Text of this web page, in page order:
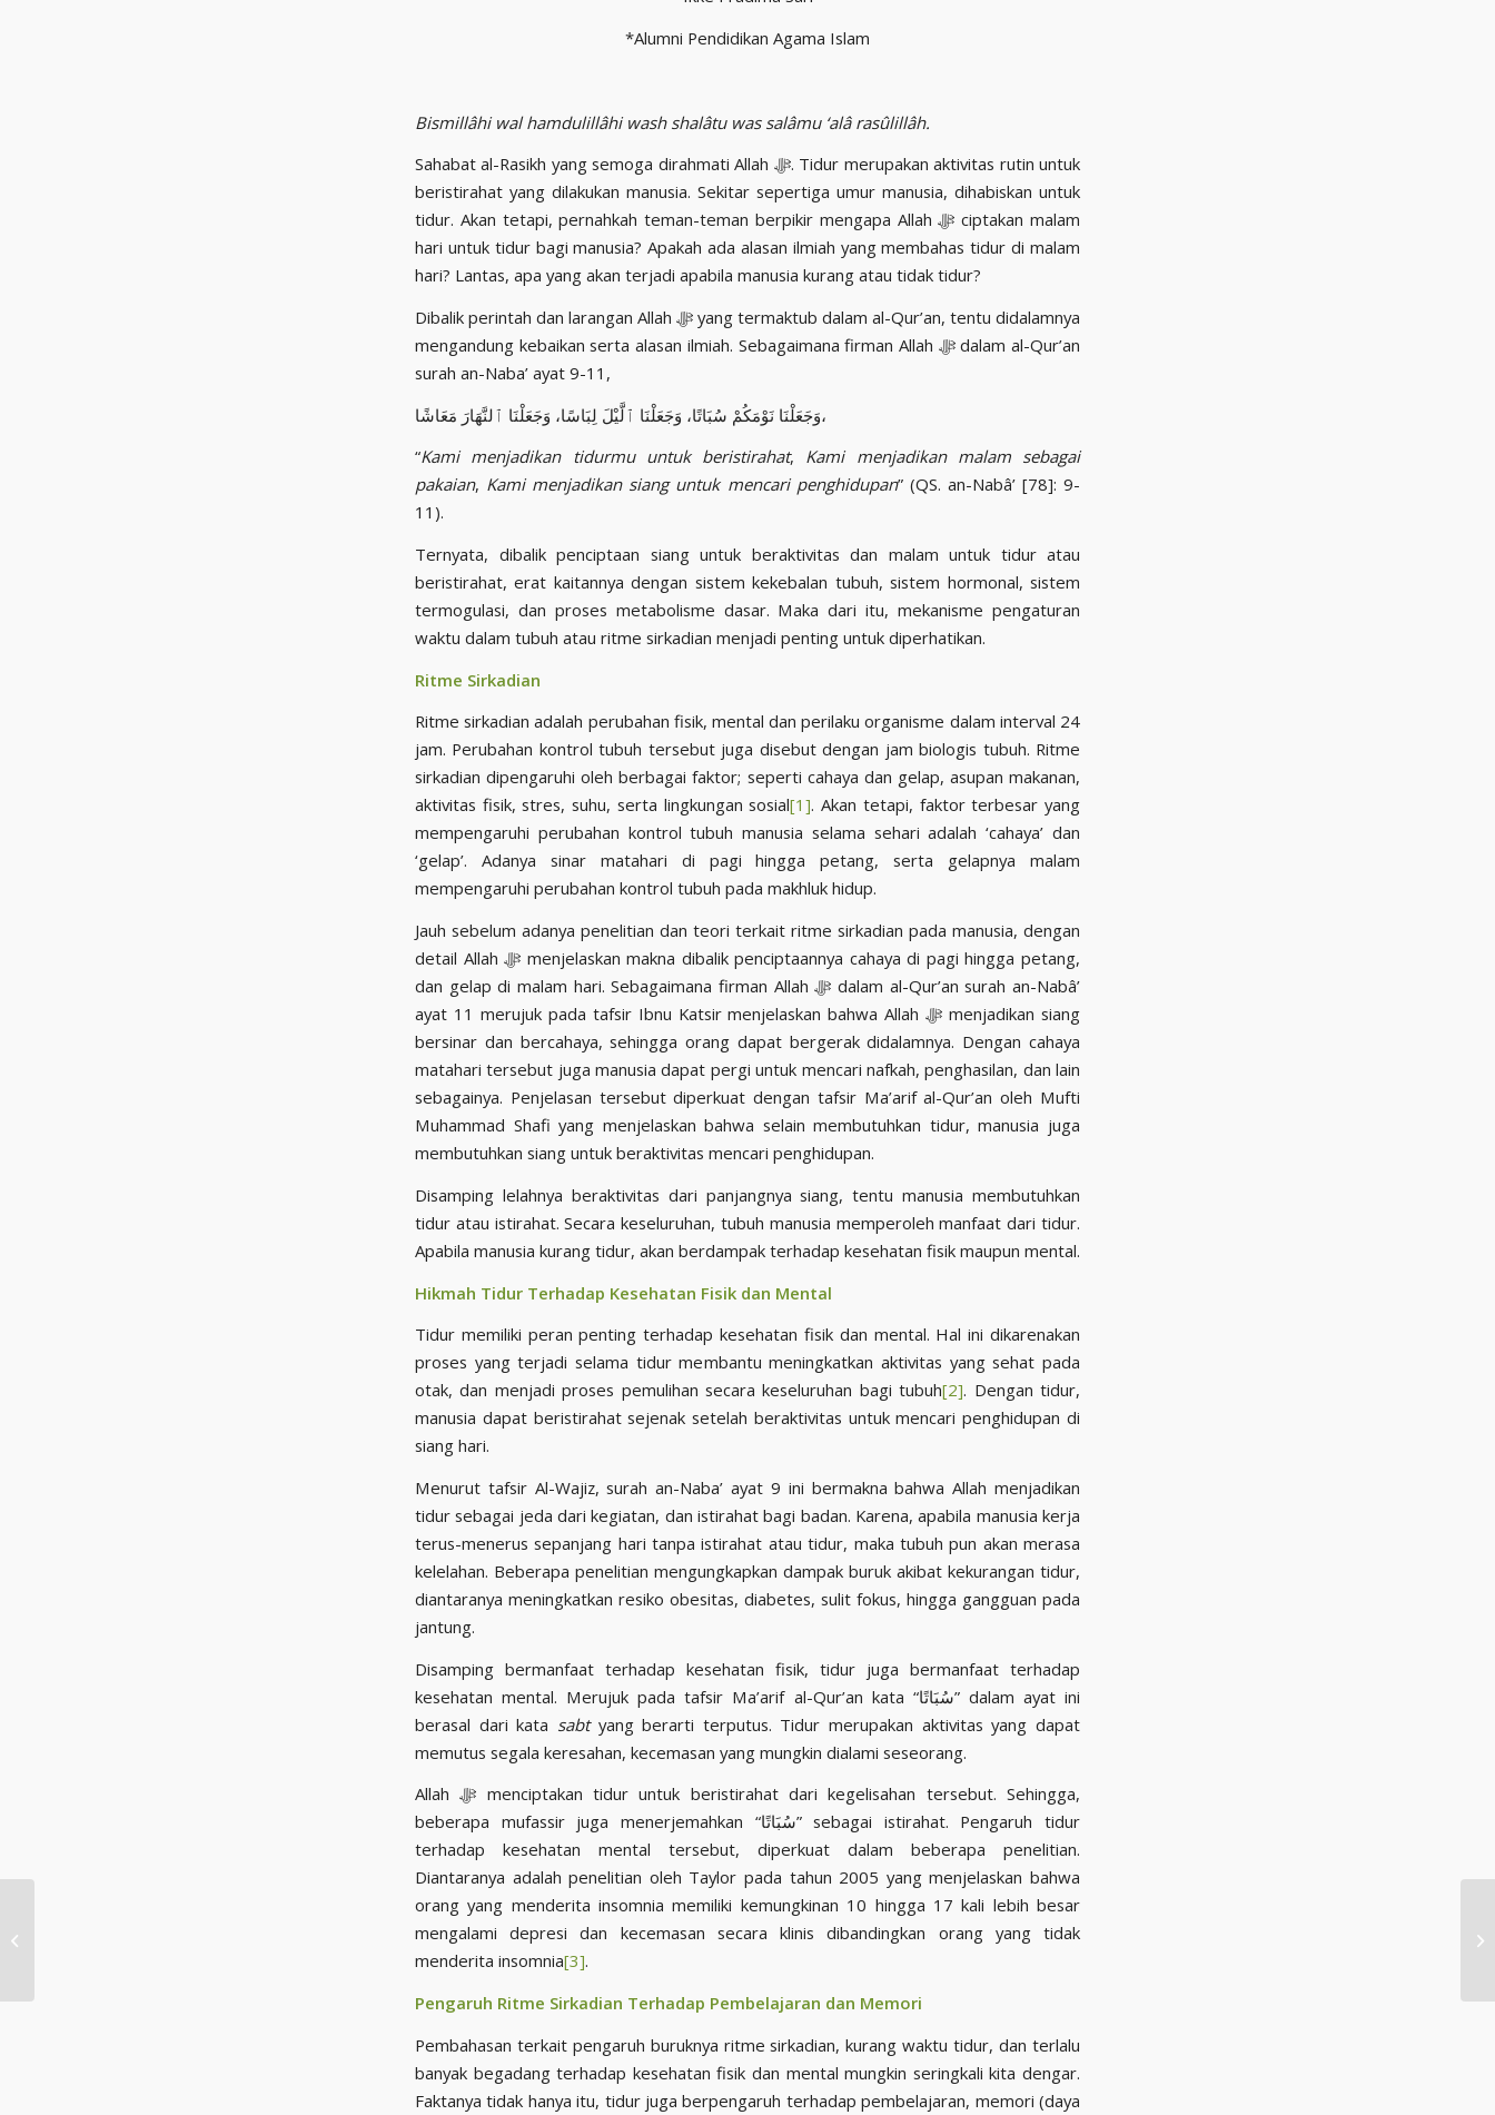
*Alumni Pendidikan Agama Islam
Bismillâhi wal hamdulillâhi wash shalâtu was salâmu ‘alâ rasûlillâh.
Sahabat al-Rasikh yang semoga dirahmati Allah ﷻ. Tidur merupakan aktivitas rutin untuk
beristirahat yang dilakukan manusia. Sekitar sepertiga umur manusia, dihabiskan untuk
tidur. Akan tetapi, pernahkah teman-teman berpikir mengapa Allah ﷻ ciptakan malam
hari untuk tidur bagi manusia? Apakah ada alasan ilmiah yang membahas tidur di malam
hari? Lantas, apa yang akan terjadi apabila manusia kurang atau tidak tidur?
Dibalik perintah dan larangan Allah ﷻ yang termaktub dalam al-Qur’an, tentu didalamnya
mengandung kebaikan serta alasan ilmiah. Sebagaimana firman Allah ﷻ dalam al-Qur’an
surah an-Naba’ ayat 9-11,
وَجَعَلْنَا نَوْمَكُمْ سُبَاتًا، وَجَعَلْنَا ٱلَّيْلَ لِبَاسًا، وَجَعَلْنَا ٱلنَّهَارَ مَعَاشًا،
“Kami menjadikan tidurmu untuk beristirahat, Kami menjadikan malam sebagai
pakaian, Kami menjadikan siang untuk mencari penghidupan” (QS. an-Nabâ’ [78]: 9-
11).
Ternyata, dibalik penciptaan siang untuk beraktivitas dan malam untuk tidur atau
beristirahat, erat kaitannya dengan sistem kekebalan tubuh, sistem hormonal, sistem
termogulasi, dan proses metabolisme dasar. Maka dari itu, mekanisme pengaturan
waktu dalam tubuh atau ritme sirkadian menjadi penting untuk diperhatikan.
Ritme Sirkadian
Ritme sirkadian adalah perubahan fisik, mental dan perilaku organisme dalam interval 24
jam. Perubahan kontrol tubuh tersebut juga disebut dengan jam biologis tubuh. Ritme
sirkadian dipengaruhi oleh berbagai faktor; seperti cahaya dan gelap, asupan makanan,
aktivitas fisik, stres, suhu, serta lingkungan sosial[1]. Akan tetapi, faktor terbesar yang
mempengaruhi perubahan kontrol tubuh manusia selama sehari adalah ‘cahaya’ dan
‘gelap’. Adanya sinar matahari di pagi hingga petang, serta gelapnya malam
mempengaruhi perubahan kontrol tubuh pada makhluk hidup.
Jauh sebelum adanya penelitian dan teori terkait ritme sirkadian pada manusia, dengan
detail Allah ﷻ menjelaskan makna dibalik penciptaannya cahaya di pagi hingga petang,
dan gelap di malam hari. Sebagaimana firman Allah ﷻ dalam al-Qur’an surah an-Nabâ’
ayat 11 merujuk pada tafsir Ibnu Katsir menjelaskan bahwa Allah ﷻ menjadikan siang
bersinar dan bercahaya, sehingga orang dapat bergerak didalamnya. Dengan cahaya
matahari tersebut juga manusia dapat pergi untuk mencari nafkah, penghasilan, dan lain
sebagainya. Penjelasan tersebut diperkuat dengan tafsir Ma’arif al-Qur’an oleh Mufti
Muhammad Shafi yang menjelaskan bahwa selain membutuhkan tidur, manusia juga
membutuhkan siang untuk beraktivitas mencari penghidupan.
Disamping lelahnya beraktivitas dari panjangnya siang, tentu manusia membutuhkan
tidur atau istirahat. Secara keseluruhan, tubuh manusia memperoleh manfaat dari tidur.
Apabila manusia kurang tidur, akan berdampak terhadap kesehatan fisik maupun mental.
Hikmah Tidur Terhadap Kesehatan Fisik dan Mental
Tidur memiliki peran penting terhadap kesehatan fisik dan mental. Hal ini dikarenakan
proses yang terjadi selama tidur membantu meningkatkan aktivitas yang sehat pada
otak, dan menjadi proses pemulihan secara keseluruhan bagi tubuh[2]. Dengan tidur,
manusia dapat beristirahat sejenak setelah beraktivitas untuk mencari penghidupan di
siang hari.
Menurut tafsir Al-Wajiz, surah an-Naba’ ayat 9 ini bermakna bahwa Allah menjadikan
tidur sebagai jeda dari kegiatan, dan istirahat bagi badan. Karena, apabila manusia kerja
terus-menerus sepanjang hari tanpa istirahat atau tidur, maka tubuh pun akan merasa
kelelahan. Beberapa penelitian mengungkapkan dampak buruk akibat kekurangan tidur,
diantaranya meningkatkan resiko obesitas, diabetes, sulit fokus, hingga gangguan pada
jantung.
Disamping bermanfaat terhadap kesehatan fisik, tidur juga bermanfaat terhadap
kesehatan mental. Merujuk pada tafsir Ma’arif al-Qur’an kata “سُبَاتًا” dalam ayat ini
berasal dari kata sabt yang berarti terputus. Tidur merupakan aktivitas yang dapat
memutus segala keresahan, kecemasan yang mungkin dialami seseorang.
Allah ﷻ menciptakan tidur untuk beristirahat dari kegelisahan tersebut. Sehingga,
beberapa mufassir juga menerjemahkan “سُبَاتًا” sebagai istirahat. Pengaruh tidur
terhadap kesehatan mental tersebut, diperkuat dalam beberapa penelitian.
Diantaranya adalah penelitian oleh Taylor pada tahun 2005 yang menjelaskan bahwa
orang yang menderita insomnia memiliki kemungkinan 10 hingga 17 kali lebih besar
mengalami depresi dan kecemasan secara klinis dibandingkan orang yang tidak
menderita insomnia[3].
Pengaruh Ritme Sirkadian Terhadap Pembelajaran dan Memori
Pembahasan terkait pengaruh buruknya ritme sirkadian, kurang waktu tidur, dan terlalu
banyak begadang terhadap kesehatan fisik dan mental mungkin seringkali kita dengar.
Faktanya tidak hanya itu, tidur juga berpengaruh terhadap pembelajaran, memori (daya